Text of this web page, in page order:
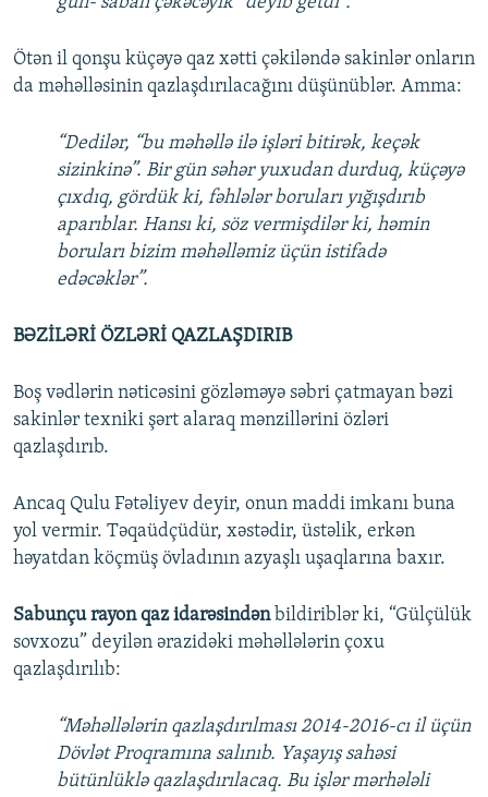
Ötən il qonşu küçəyə qaz xətti çəkiləndə sakinlər onların
da məhəlləsinin qazlaşdırılacağını düşünüblər. Amma:
“Dedilər, “bu məhəllə ilə işləri bitirək, keçək
sizinkinə”. Bir gün səhər yuxudan durduq, küçəyə
çıxdıq, gördük ki, fəhlələr boruları yığışdırıb
aparıblar. Hansı ki, söz vermişdilər ki, həmin
boruları bizim məhəlləmiz üçün istifadə
edəcəklər”.
BƏZİLƏRİ ÖZLƏRİ QAZLAŞDIRIB
Boş vədlərin nəticəsini gözləməyə səbri çatmayan bəzi
sakinlər texniki şərt alaraq mənzillərini özləri
qazlaşdırıb.
Ancaq Qulu Fətəliyev deyir, onun maddi imkanı buna
yol vermir. Təqaüdçüdür, xəstədir, üstəlik, erkən
həyatdan köçmüş övladının azyaşlı uşaqlarına baxır.
Sabunçu rayon qaz idarəsindən bildiriblər ki, “Gülçülük
sovxozu” deyilən ərazidəki məhəllələrin çoxu
qazlaşdırılıb:
“Məhəllələrin qazlaşdırılması 2014-2016-cı il üçün
Dövlət Proqramına salınıb. Yaşayış sahəsi
bütünlüklə qazlaşdırılacaq. Bu işlər mərhələli